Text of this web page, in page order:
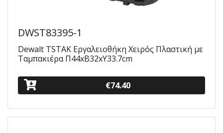
DWST83395-1
Dewalt TSTAK Εργαλειοθήκη Χειρός Πλαστική με
Ταμπακιέρα Π44xB32xΥ33.7cm
€74.40